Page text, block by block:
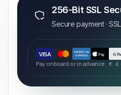
256-Bit SSL
Secure payment ·
VISA
AMERICAN
EXPRESS
Pay G
Pay onboard or in advance · € · £